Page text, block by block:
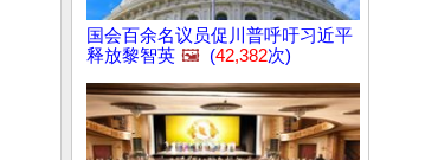
国会百余名议员促川普呼吁习近平
释放黎智英 🖼️ (42,382次)